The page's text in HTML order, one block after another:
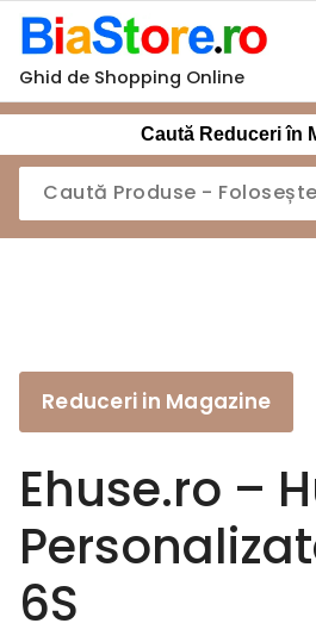
Sari
conținut
Ghid de Shopping Online
Caută Reduceri în
Reduceri in Magazine
Ehuse.ro –
6S